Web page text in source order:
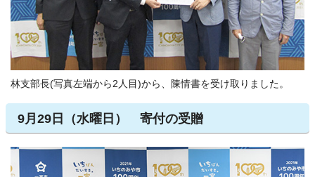
林支部長(写真左端から2人目)から、陳情書を受け取りました。
9月29日（水曜日） 寄付の受贈